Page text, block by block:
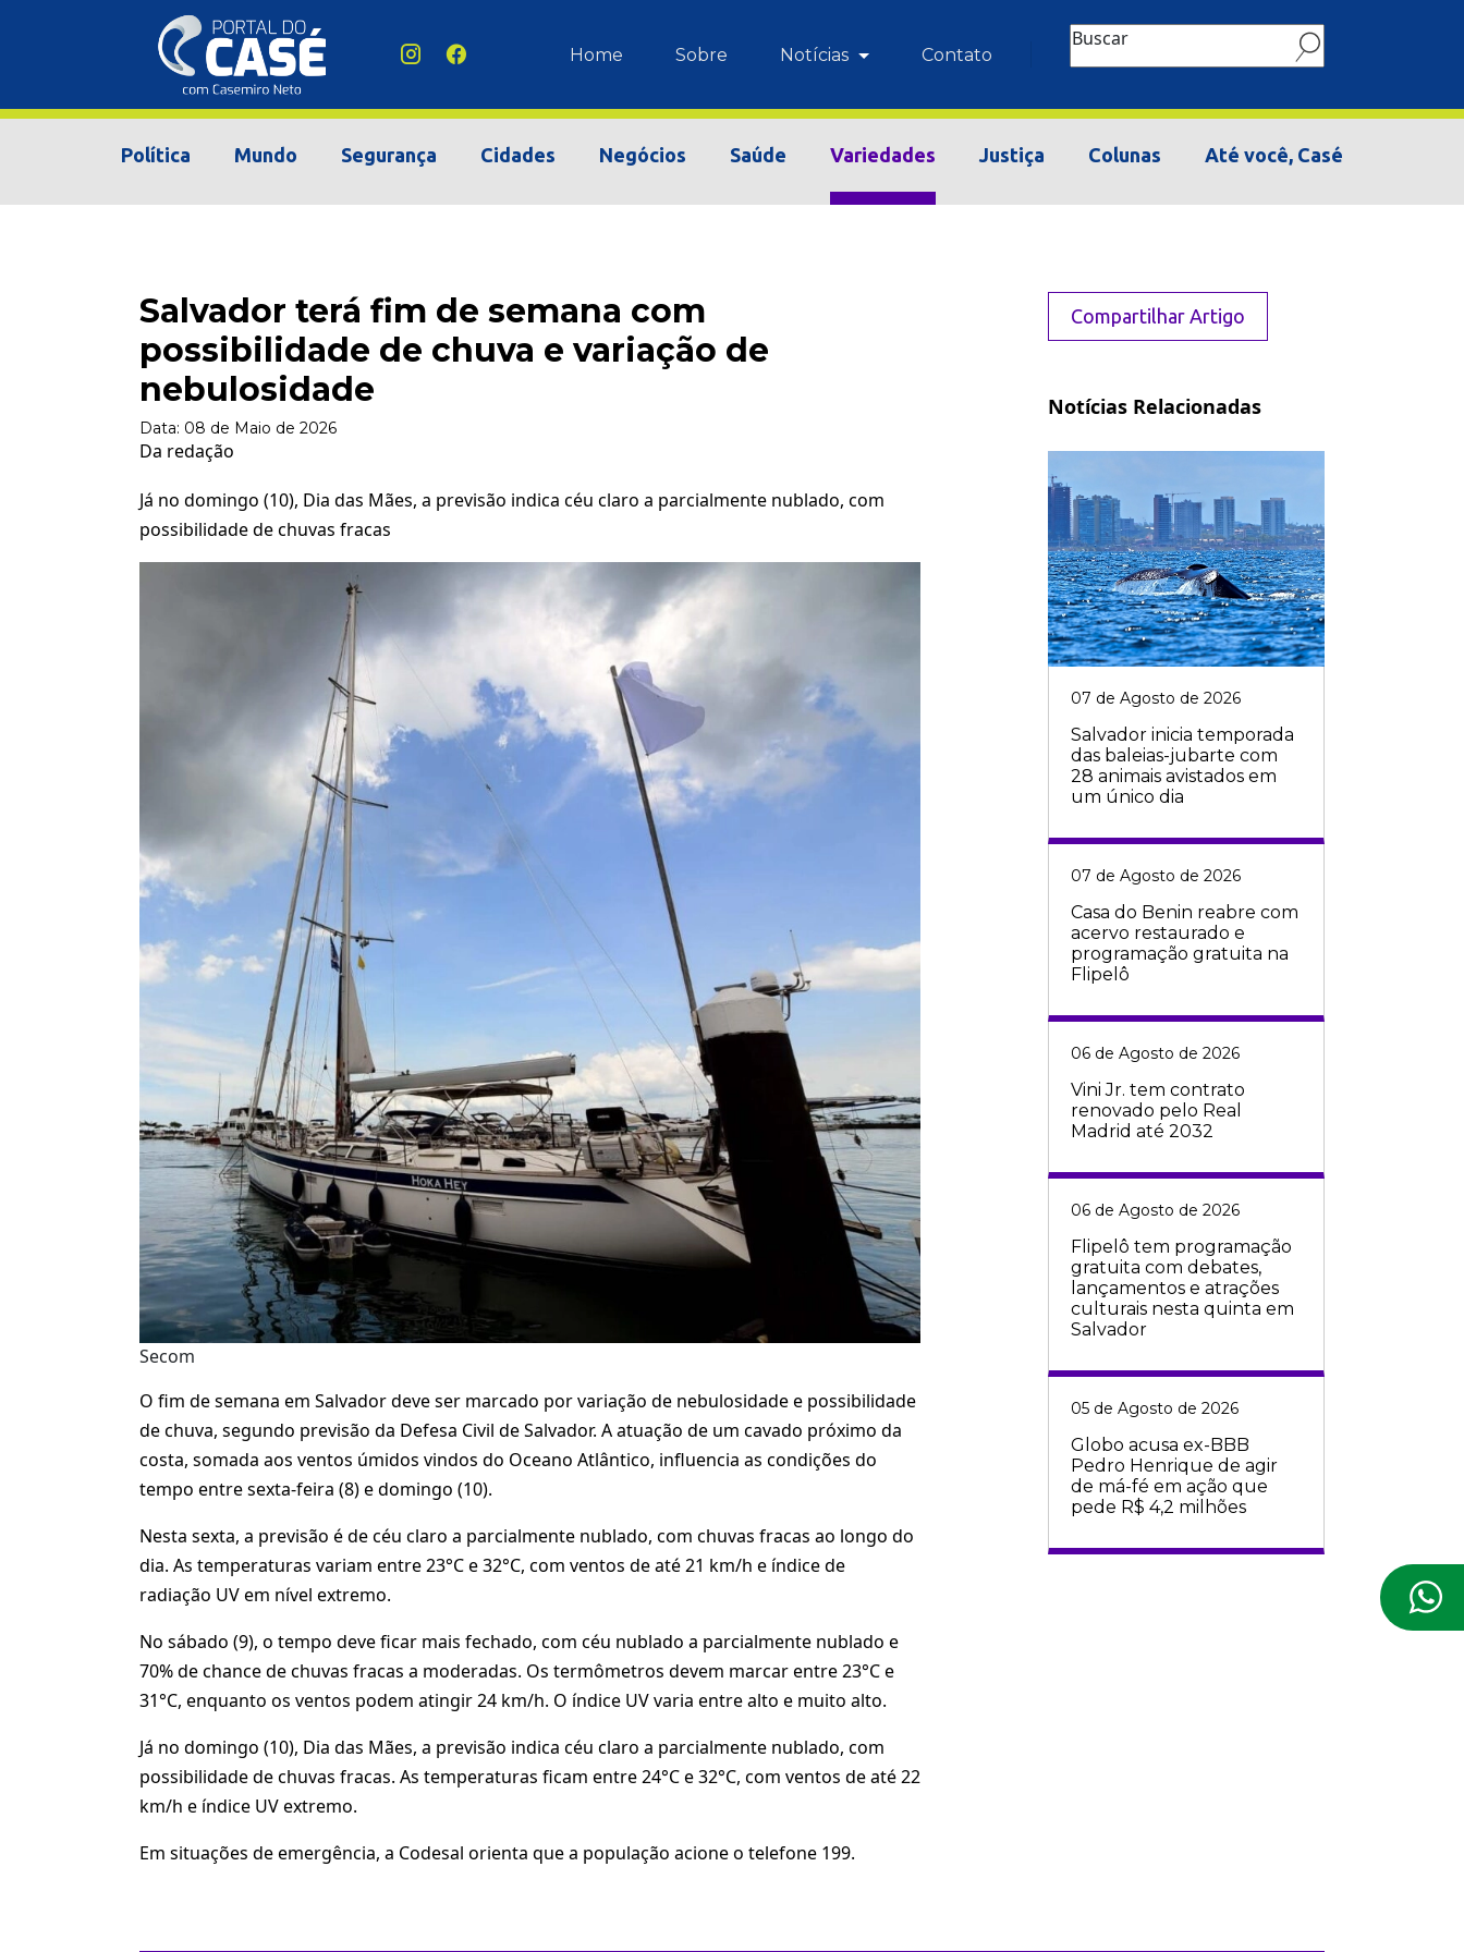
Home Sobre Notícias Contato
Buscar
Política Mundo Segurança Cidades Negócios Saúde Variedades Justiça Colunas Até você, Casé
Salvador terá fim de semana com
possibilidade de chuva e variação de
nebulosidade
Data: 08 de Maio de 2026
Da redação
Já no domingo (10), Dia das Mães, a previsão indica céu claro a parcialmente nublado, com
possibilidade de chuvas fracas
Secom
O fim de semana em Salvador deve ser marcado por variação de nebulosidade e possibilidade
de chuva, segundo previsão da Defesa Civil de Salvador. A atuação de um cavado próximo da
costa, somada aos ventos úmidos vindos do Oceano Atlântico, influencia as condições do
tempo entre sexta-feira (8) e domingo (10).
Nesta sexta, a previsão é de céu claro a parcialmente nublado, com chuvas fracas ao longo do
dia. As temperaturas variam entre 23°C e 32°C, com ventos de até 21 km/h e índice de
radiação UV em nível extremo.
No sábado (9), o tempo deve ficar mais fechado, com céu nublado a parcialmente nublado e
70% de chance de chuvas fracas a moderadas. Os termômetros devem marcar entre 23°C e
31°C, enquanto os ventos podem atingir 24 km/h. O índice UV varia entre alto e muito alto.
Já no domingo (10), Dia das Mães, a previsão indica céu claro a parcialmente nublado, com
possibilidade de chuvas fracas. As temperaturas ficam entre 24°C e 32°C, com ventos de até 22
km/h e índice UV extremo.
Em situações de emergência, a Codesal orienta que a população acione o telefone 199.
Compartilhar Artigo
Notícias Relacionadas
07 de Agosto de 2026
Salvador inicia temporada
das baleias-jubarte com
28 animais avistados em
um único dia
07 de Agosto de 2026
Casa do Benin reabre com
acervo restaurado e
programação gratuita na
Flipelô
06 de Agosto de 2026
Vini Jr. tem contrato
renovado pelo Real
Madrid até 2032
06 de Agosto de 2026
Flipelô tem programação
gratuita com debates,
lançamentos e atrações
culturais nesta quinta em
Salvador
05 de Agosto de 2026
Globo acusa ex-BBB
Pedro Henrique de agir
de má-fé em ação que
pede R$ 4,2 milhões